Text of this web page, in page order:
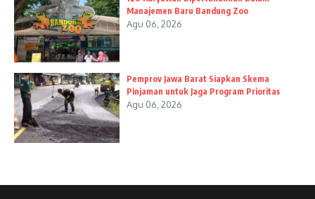
Manajemen Baru Bandung Zoo
Agu 06, 2026
Pemprov Jawa Barat Siapkan Skema
Pinjaman untuk Jaga Program Prioritas
Agu 06, 2026